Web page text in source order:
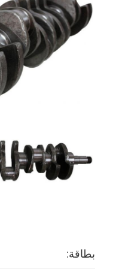
عمود الحدبات محرك
المحرك توصيل رود
محرك الروك ذراع
سيارة صمامات المحرك
العمود المرفقي بكرة
أسطوانة رأس حشية
سيارة محرك جزءبطاقة: